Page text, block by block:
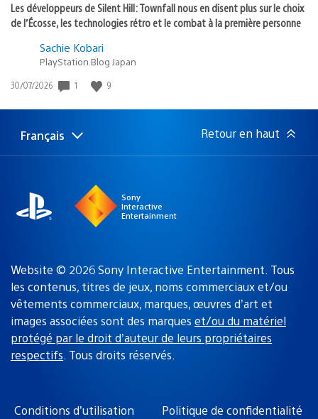
Les développeurs de Silent Hill: Townfall nous en disent plus sur le choix
de l’Écosse, les technologies rétro et le combat à la première personne
Sachie Kobari
PlayStation.Blog Japan
Date
publication
30/07/2026 1 9
Choisir
Région
Français Retour en haut
Sony
Interactive
Entertainment
Website © 2026 Sony Interactive Entertainment. Tous
les contenus, titres de jeux, noms commerciaux et/ou
vêtements commerciaux, marques, œuvres d’art et
images associées sont des marques et/ou du matériel
protégé par le droit d’auteur de leurs propriétaires
respectifs. Tous droits réservés.
Conditions d’utilisation Politique de confidentialité